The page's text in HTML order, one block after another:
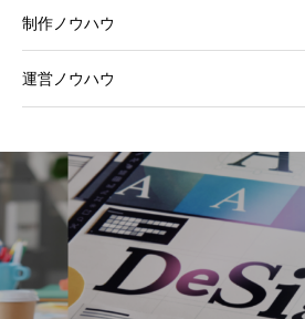
制作ノウハウ
運営ノウハウ